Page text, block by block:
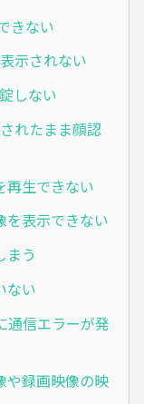
きない
示されない
しない
れたまま顔認
再生できない
を表示できない
まう
ない
通信エラーが発
や録画映像の映